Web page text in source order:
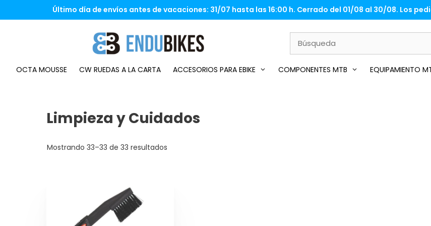
Último día de envíos antes de vacaciones: 31/07 hasta las 16:00 h. Cerrado del 01/08 al 30/08. Los
OCTA MOUSSE CW RUEDAS A LA CARTA ACCESORIOS PARA EBIKE COMPONENTES MTB EQUIPAMIENTO
Limpieza y Cuidados
Mostrando 33–33 de 33 resultados